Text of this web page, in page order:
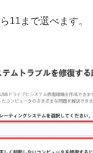
11まで選べます。